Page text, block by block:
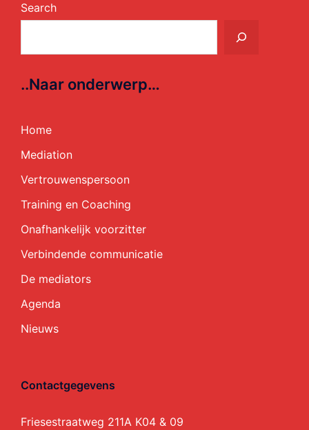
Search
..Naar onderwerp…
Home
Mediation
Vertrouwenspersoon
Training en Coaching
Onafhankelijk voorzitter
Verbindende communicatie
De mediators
Agenda
Nieuws
Contactgegevens
Friesestraatweg 211A K04 & 09